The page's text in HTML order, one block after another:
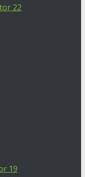
22
19